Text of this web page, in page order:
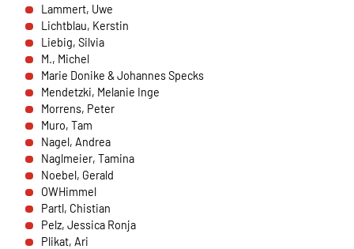
Lammert, Uwe
Lichtblau, Kerstin
Liebig, Silvia
M., Michel
Marie Donike & Johannes Specks
Mendetzki, Melanie Inge
Morrens, Peter
Muro, Tam
Nagel, Andrea
Naglmeier, Tamina
Noebel, Gerald
OWHimmel
Partl, Chistian
Pelz, Jessica Ronja
Plikat, Ari
Cookie Laufzeit:
Je nach Cookie 6 Monate bis 2 Jahre
NEWSLETTERANMELDUNG
Warum bitten wir darum für die
Newsletteranmeldung Daten übertragen zu dürfen?
Es werden Daten an Sendinblue übertragen. Da das
Formular von Sendinblue zur Verfügung gestellt wird,
werden die Daten des Formulars an Sendinblue
Sendinblue